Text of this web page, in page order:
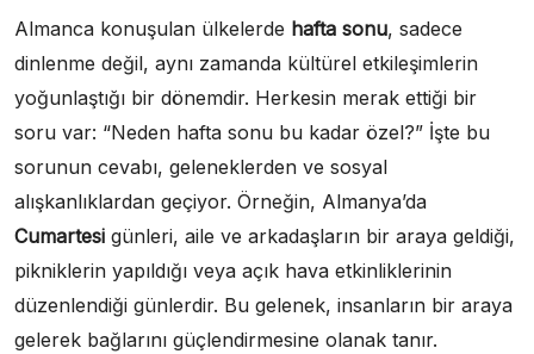
Almanca konuşulan ülkelerde hafta sonu, sadece
dinlenme değil, aynı zamanda kültürel etkileşimlerin
yoğunlaştığı bir dönemdir. Herkesin merak ettiği bir
soru var: “Neden hafta sonu bu kadar özel?” İşte bu
sorunun cevabı, geleneklerden ve sosyal
alışkanlıklardan geçiyor. Örneğin, Almanya’da
Cumartesi günleri, aile ve arkadaşların bir araya geldiği,
pikniklerin yapıldığı veya açık hava etkinliklerinin
düzenlendiği günlerdir. Bu gelenek, insanların bir araya
gelerek bağlarını güçlendirmesine olanak tanır.